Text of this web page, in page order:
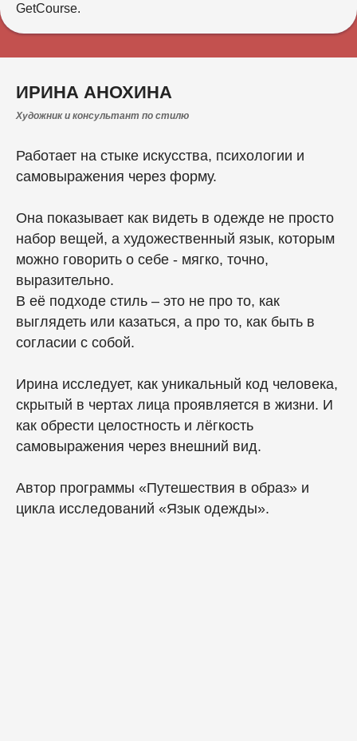
GetCourse.
ИРИНА АНОХИНА
Художник и консультант по стилю
Работает на стыке искусства, психологии и
самовыражения через форму.
Она показывает как видеть в одежде не просто
набор вещей, а художественный язык, которым
можно говорить о себе - мягко, точно,
выразительно.
В её подходе стиль – это не про то, как
выглядеть или казаться, а про то, как быть в
согласии с собой.
Ирина исследует, как уникальный код человека,
скрытый в чертах лица проявляется в жизни. И
как обрести целостность и лёгкость
самовыражения через внешний вид.
Автор программы «Путешествия в образ» и
цикла исследований «Язык одежды».